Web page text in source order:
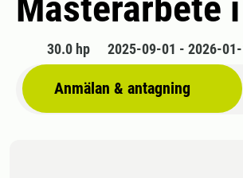
30.0 hp 2025-09-01 - 2026-
Anmälan & antagning